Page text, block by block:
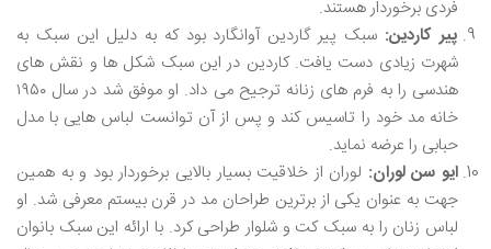
فردی برخوردار هستند.
پیر کاردین: سبک پیر گاردین آوانگارد بود که به دلیل این سبک به
شهرت زیادی دست یافت. کاردین در این سبک شکل ‌ها و نقش ‌های
هندسی را به فرم‌ های زنانه ترجیح می ‌داد. او موفق شد در سال ۱۹۵۰
خانه مد خود را تاسیس کند و پس از آن توانست لباس‌ هایی با مدل
حبابی را عرضه نماید.
ایو سن لوران: لوران از خلاقیت بسیار بالایی برخوردار بود و به همین
جهت به عنوان یکی از برترین طراحان مد در قرن بیستم معرفی شد. او
لباس زنان را به سبک کت و شلوار طراحی کرد. با ارائه این سبک بانوان